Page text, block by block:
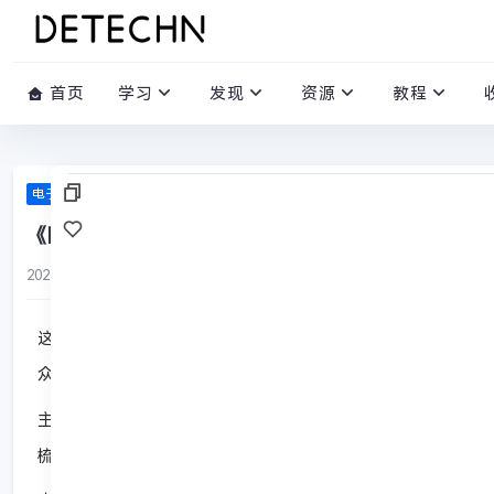
首页 学习 发现 资源 教程
电子书籍
《四大名著里的大语文：笑读〈水浒传〉》
2025-12-24
这是一套以幽默方式解读《水浒传》的儿童文学作品。本书
众人的聚义之路，同时结合传统文化内涵的引申解读，既保留
主编推荐语
梳理整合经典内容，实现高效读名著。本书解读《水浒传》。